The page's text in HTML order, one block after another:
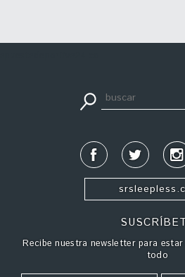
Recibe nuestra newsletter para
todo